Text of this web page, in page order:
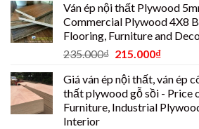
Ván ép nội thất Plywood
Commercial Plywood 4X8
Flooring, Furniture and
235.000₫ 215.000₫
Giá ván ép nội thất, ván ép
thất plywood gỗ sồi - Price
Furniture, Industrial
Interior